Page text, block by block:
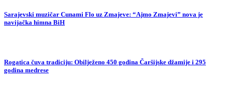
Sarajevski muzičar Cunami Flo uz Zmajeve: “Ajmo Zmajevi” nova je
navijačka himna BiH
Rogatica čuva tradiciju: Obilježeno 450 godina Čaršijske džamije i 295
godina medrese